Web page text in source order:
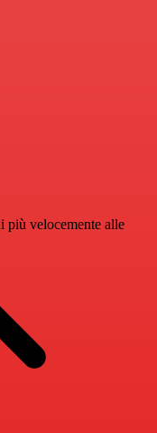
più velocemente alle